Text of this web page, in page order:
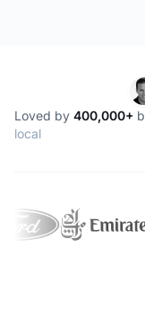
Loved by 400,000+
local